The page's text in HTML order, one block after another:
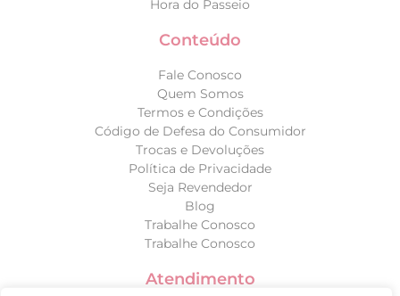
Hora do Passeio
Conteúdo
Fale Conosco
Quem Somos
Termos e Condições
Código de Defesa do Consumidor
Trocas e Devoluções
Política de Privacidade
Seja Revendedor
Blog
Trabalhe Conosco
Trabalhe Conosco
Atendimento